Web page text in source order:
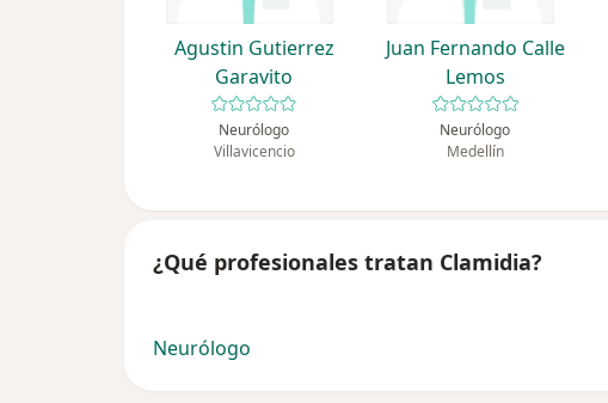
Agustin Gutierrez
Garavito
Neurólogo
Villavicencio
Juan Fernando Calle
Lemos
Neurólogo
Medellín
¿Qué profesionales tratan Clamidia?
Neurólogo